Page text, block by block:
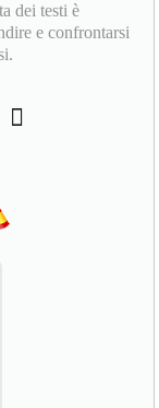
dei testi è
e confrontarsi